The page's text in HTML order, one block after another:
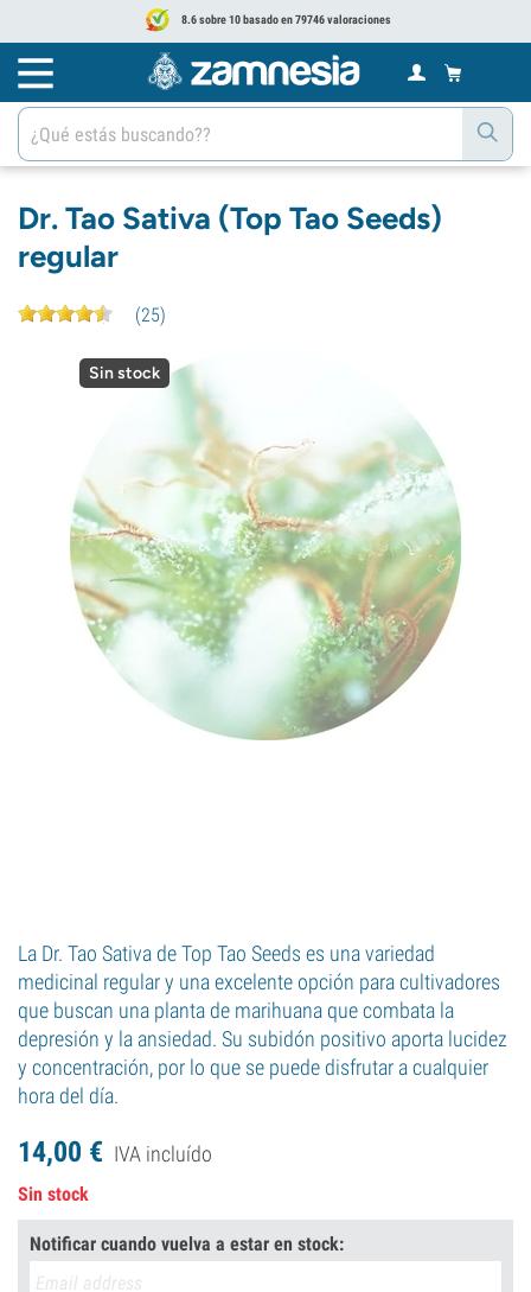
8.6 sobre 10 basado en 79746 valoraciones
Dr. Tao Sativa (Top Tao Seeds)
regular
(25)
Sin stock
La Dr. Tao Sativa de Top Tao Seeds es una variedad
medicinal regular y una excelente opción para cultivadores
que buscan una planta de marihuana que combata la
depresión y la ansiedad. Su subidón positivo aporta lucidez
y concentración, por lo que se puede disfrutar a cualquier
hora del día.
14,00 € IVA incluído
Sin stock
Notificar cuando vuelva a estar en stock: